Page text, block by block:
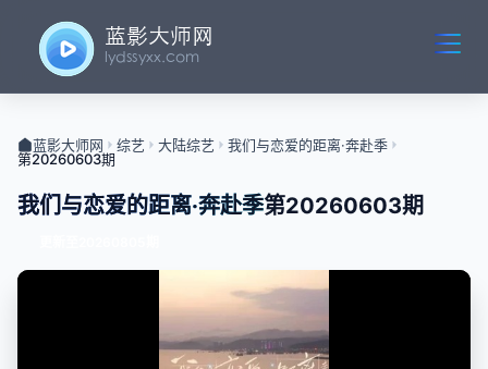
蓝影大师网 综艺 大陆综艺
我们与恋爱的距离·奔赴季
第20260603期
我们与恋爱的距离·奔赴季第20260603期